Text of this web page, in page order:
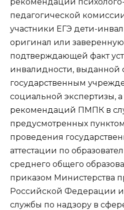
педагогической
участники ЕГЭ дети-
оригинал или
подтверждающей факт
инвалидности,
государственным
социальной экспертизы,
рекомендаций ПМПК в
предусмотренных
проведения
аттестации по
среднего общего
приказом Министерства
Российской Федерации
службы по надзору в